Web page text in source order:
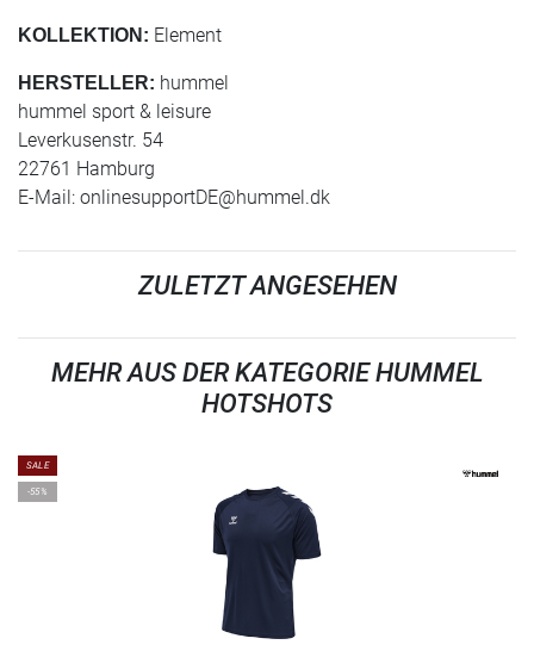
KOLLEKTION: Element
HERSTELLER: hummel
hummel sport & leisure
Leverkusenstr. 54
22761 Hamburg
E-Mail: onlinesupportDE@hummel.dk
ZULETZT ANGESEHEN
MEHR AUS DER KATEGORIE HUMMEL
HOTSHOTS
SALE
-55%